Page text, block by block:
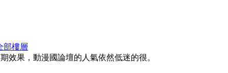
部樓層
效果，動漫國論壇的人氣依然低迷的很。